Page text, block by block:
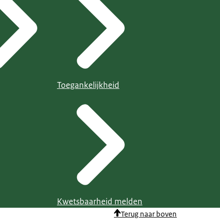
Toegankelijkheid
Kwetsbaarheid melden
Terug naar boven